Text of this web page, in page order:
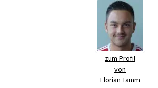
zum Profil
von
Florian Tamm